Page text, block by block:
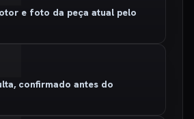
e foto da peça atual pelo
confirmado antes do